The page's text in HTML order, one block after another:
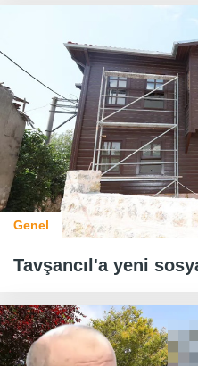
Genel
Tavşancıl'a yeni